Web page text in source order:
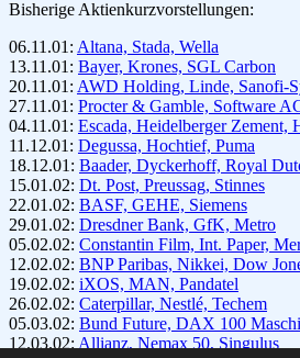
Bisherige Aktienkurzvorstellungen:
06.11.01: Altana, Stada, Wella
13.11.01: Bayer, Krones, SGL Carbon
20.11.01: AWD Holding, Linde, Sanofi-
27.11.01: Procter & Gamble, Software
04.11.01: Escada, Heidelberger Zement,
11.12.01: Degussa, Hochtief, Puma
18.12.01: Baader, Dyckerhoff, Royal
15.01.02: Dt. Post, Preussag, Stinnes
22.01.02: BASF, GEHE, Siemens
29.01.02: Dresdner Bank, GfK, Metro
05.02.02: Constantin Film, Int. Paper,
12.02.02: BNP Paribas, Nikkei, Dow
19.02.02: iXOS, MAN, Pandatel
26.02.02: Caterpillar, Nestlé, Techem
05.03.02: Bund Future, DAX 100
12.03.02: Allianz, Nemax 50, Singulus